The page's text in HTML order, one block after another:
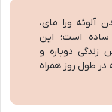
آلوئه ورا مای،
ساده است؛ این
دوباره و
طول روز همراه